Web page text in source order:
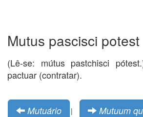
Mutus pascisci potest
(Lê-se: mútus pastchisci
pactuar (contratar).
Mutuário | Mutuum